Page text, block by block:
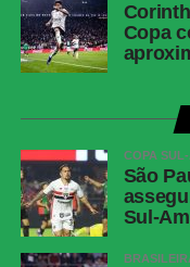
Copa
COPA
São
Sul-